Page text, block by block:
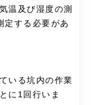
温及び湿度の測
定する必要があ
いる坑内の作業
に1回行いま